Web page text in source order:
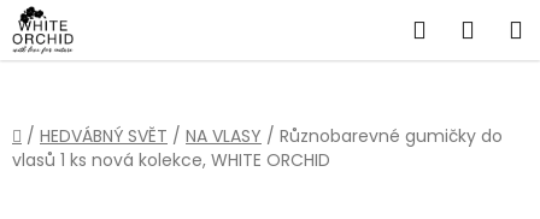
Přejít
na
obsah
Hledat
Domů
/ HEDVÁBNÝ SVĚT / NA VLASY / Různobarevné gumičky do
vlasů 1 ks nová kolekce, WHITE ORCHID